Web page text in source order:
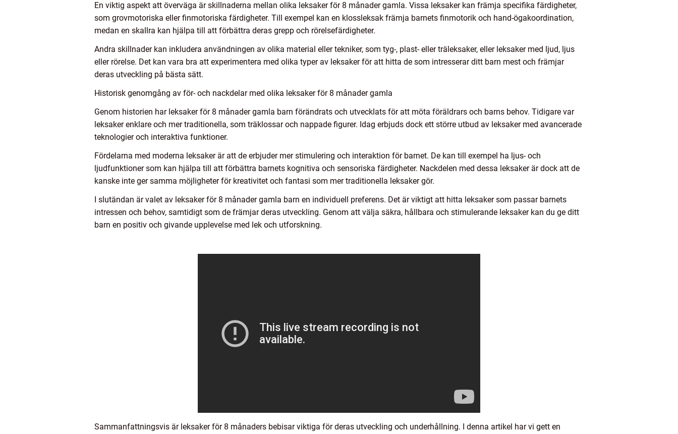
En viktig aspekt att överväga är skillnaderna mellan olika leksaker för 8 månader gamla. Vissa leksaker kan främja specifika färdigheter,
som grovmotoriska eller finmotoriska färdigheter. Till exempel kan en klossleksak främja barnets finmotorik och hand-ögakoordination,
medan en skallra kan hjälpa till att förbättra deras grepp och rörelsefärdigheter.
Andra skillnader kan inkludera användningen av olika material eller tekniker, som tyg-, plast- eller träleksaker, eller leksaker med ljud, ljus
eller rörelse. Det kan vara bra att experimentera med olika typer av leksaker för att hitta de som intresserar ditt barn mest och främjar
deras utveckling på bästa sätt.
Historisk genomgång av för- och nackdelar med olika leksaker för 8 månader gamla
Genom historien har leksaker för 8 månader gamla barn förändrats och utvecklats för att möta föräldrars och barns behov. Tidigare var
leksaker enklare och mer traditionella, som träklossar och nappade figurer. Idag erbjuds dock ett större utbud av leksaker med avancerade
teknologier och interaktiva funktioner.
Fördelarna med moderna leksaker är att de erbjuder mer stimulering och interaktion för barnet. De kan till exempel ha ljus- och
ljudfunktioner som kan hjälpa till att förbättra barnets kognitiva och sensoriska färdigheter. Nackdelen med dessa leksaker är dock att de
kanske inte ger samma möjligheter för kreativitet och fantasi som mer traditionella leksaker gör.
I slutändan är valet av leksaker för 8 månader gamla barn en individuell preferens. Det är viktigt att hitta leksaker som passar barnets
intressen och behov, samtidigt som de främjar deras utveckling. Genom att välja säkra, hållbara och stimulerande leksaker kan du ge ditt
barn en positiv och givande upplevelse med lek och utforskning.
Sammanfattningsvis är leksaker för 8 månaders bebisar viktiga för deras utveckling och underhållning. I denna artikel har vi gett en